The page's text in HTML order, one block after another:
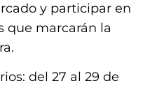
y participar en
que marcarán la
del 27 al 29 de